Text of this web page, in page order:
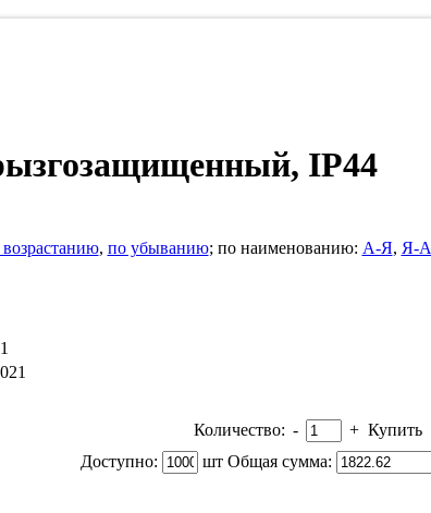
IP44
, по убыванию; по наименованию: А-Я, Я-А
Количество: - + Купить
Доступно:
шт Общая сумма: